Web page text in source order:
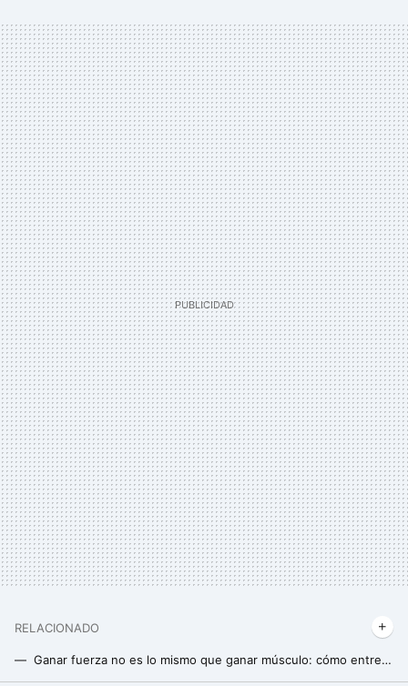
RELACIONADO
Ganar fuerza no es lo mismo que ganar músculo: cómo entrenar con pesas según lo que quieras potenciar